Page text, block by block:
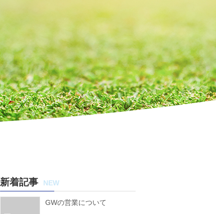
新着記事 NEW
GWの営業について